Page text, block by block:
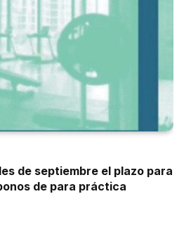
de septiembre el plazo para
de para práctica